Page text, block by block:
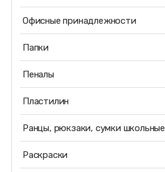
Офисные принадлежности
Папки
Пеналы
Пластилин
Ранцы, рюкзаки, сумки школьные
Раскраски